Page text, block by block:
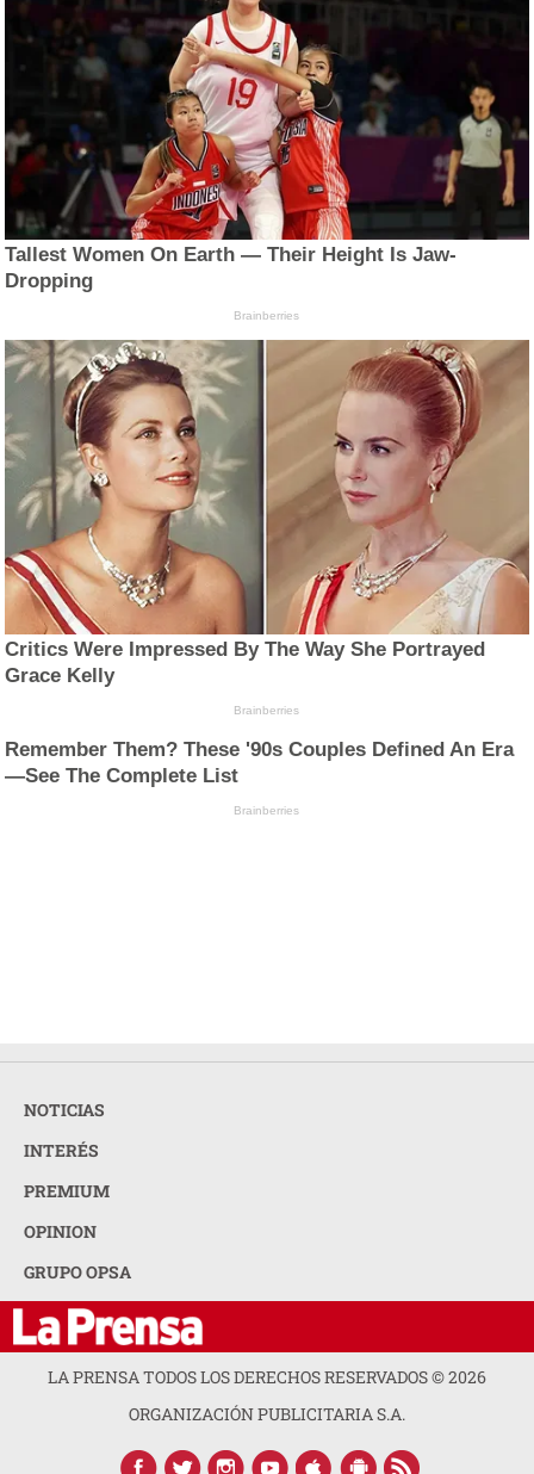
Tallest Women On Earth — Their Height Is Jaw-
Dropping
Brainberries
Critics Were Impressed By The Way She Portrayed
Grace Kelly
Brainberries
Remember Them? These '90s Couples Defined An Era
—See The Complete List
Brainberries
NOTICIAS
INTERÉS
PREMIUM
OPINION
GRUPO OPSA
LA PRENSA TODOS LOS DERECHOS RESERVADOS ©2026
ORGANIZACIÓN PUBLICITARIA S.A.